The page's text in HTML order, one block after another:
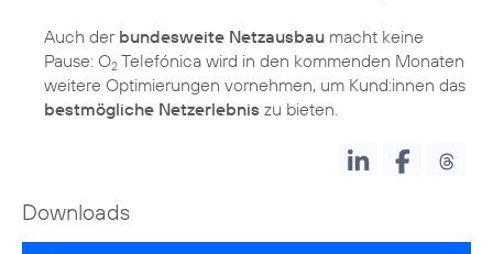
Auch der bundesweite Netzausbau macht keine
Pause: O2 Telefónica wird in den kommenden Monaten
weitere Optimierungen vornehmen, um Kund:innen das
bestmögliche Netzerlebnis zu bieten.
Downloads